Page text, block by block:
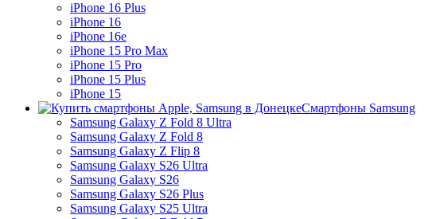
iPhone 16 Plus
iPhone 16
iPhone 16e
iPhone 15 Pro Max
iPhone 15 Pro
iPhone 15 Plus
iPhone 15
Смартфоны Samsung
Samsung Galaxy Z Fold 8 Ultra
Samsung Galaxy Z Fold 8
Samsung Galaxy Z Flip 8
Samsung Galaxy S26 Ultra
Samsung Galaxy S26
Samsung Galaxy S26 Plus
Samsung Galaxy S25 Ultra